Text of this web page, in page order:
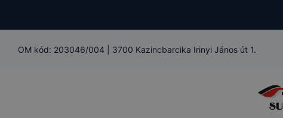
OM kód: 203046/004 3700 Kazincbarcika Irinyi János út 1.